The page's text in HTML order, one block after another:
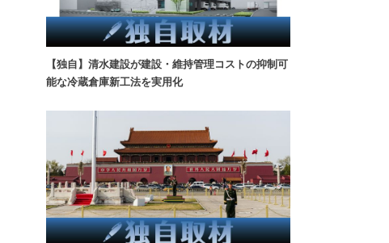
【独自】清水建設が建設・維持管理コストの抑制可
能な冷蔵倉庫新工法を実用化